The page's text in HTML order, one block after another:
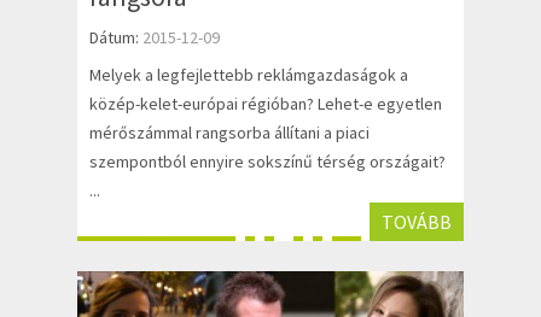
Dátum: 2015-12-09
Melyek a legfejlettebb reklámgazdaságok a
közép-kelet-európai régióban? Lehet-e egyetlen
mérőszámmal rangsorba állítani a piaci
szempontból ennyire sokszínű térség országait?
...
TOVÁBB